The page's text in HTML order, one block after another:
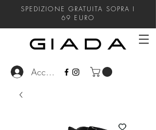
SPEDIZIONE GRATUITA SOPRA I
69 EURO
Accedi